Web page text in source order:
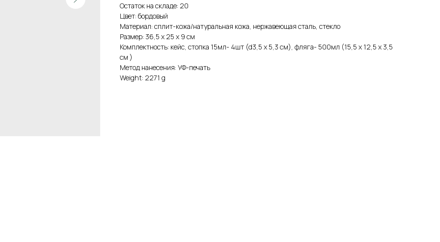
Остаток на складе: 20
Цвет: бордовый
Материал: сплит-кожа/натуральная кожа, нержавеющая сталь, стекло
Размер: 36,5 х 25 х 9 см
Комплектность: кейс, стопка 15мл- 4шт (d3,5 х 5,3 см), фляга- 500мл (15,5 х 12,5 х 3,5
см )
Метод нанесения: УФ-печать
Weight: 2271 g